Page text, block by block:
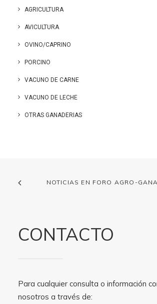
AGRICULTURA
AVICULTURA
OVINO/CAPRINO
PORCINO
VACUNO DE CARNE
VACUNO DE LECHE
OTRAS GANADERIAS
NOTICIAS EN FORO AGRO-
CONTACTO
Para cualquier consulta o información
nosotros a través de: